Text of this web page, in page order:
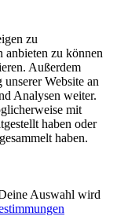
zu
anbieten zu können
Außerdem
Website an
Analysen weiter.
mit
haben oder
haben.
Auswahl wird